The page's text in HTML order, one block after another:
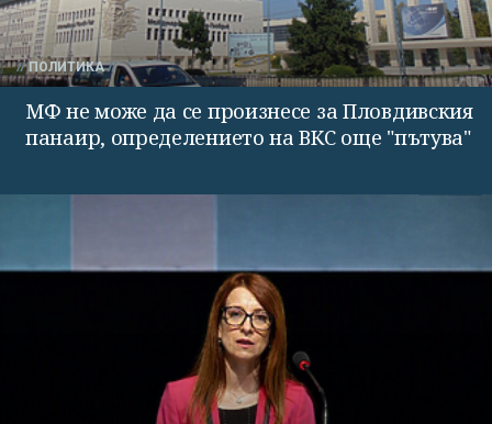
ПОЛИТИКА
МФ не може да се произнесе за Пловдивския
панаир, определението на ВКС още "пътува"